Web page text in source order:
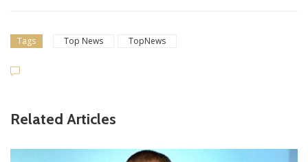
Tags Top News TopNews
Related Articles